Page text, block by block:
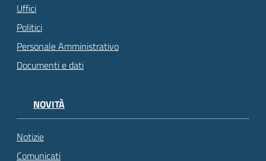
Uffici
Politici
Personale Amministrativo
Documenti e dati
NOVITÀ
Notizie
Comunicati